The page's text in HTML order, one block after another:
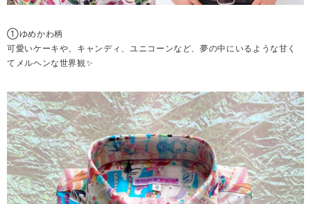
①ゆめかわ柄
可愛いケーキや、キャンディ、ユニコーンなど、夢の中にいるような甘く
てメルヘンな世界観✨